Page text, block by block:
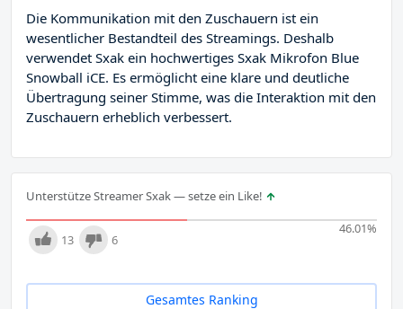
Die Kommunikation mit den Zuschauern ist ein
wesentlicher Bestandteil des Streamings. Deshalb
verwendet Sxak ein hochwertiges Sxak Mikrofon Blue
Snowball iCE. Es ermöglicht eine klare und deutliche
Übertragung seiner Stimme, was die Interaktion mit den
Zuschauern erheblich verbessert.
Unterstütze Streamer Sxak — setze ein Like!
46.01%
13 6
Gesamtes Ranking